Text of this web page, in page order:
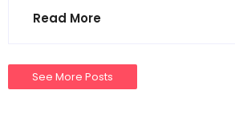
Read More
See More Posts